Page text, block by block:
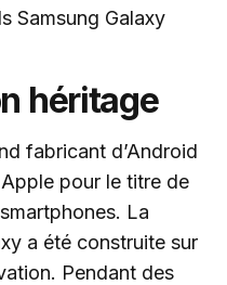
Samsung Galaxy
héritage
fabricant d’Android
pour le titre de
La
a été construite sur
Pendant des